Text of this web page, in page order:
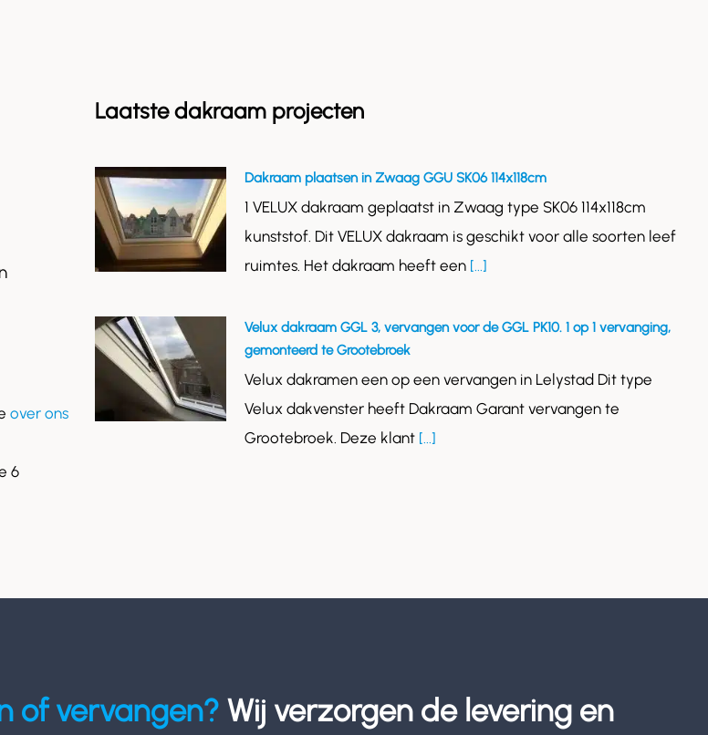
over ons
6
Laatste dakraam projecten
Dakraam plaatsen in Zwaag GGU SK06 114x118cm
1 VELUX dakraam geplaatst in Zwaag type SK06 114x118cm
kunststof. Dit VELUX dakraam is geschikt voor alle soorten leef
ruimtes. Het dakraam heeft een [...]
Velux dakraam GGL 3, vervangen voor de GGL PK10. 1 op 1 vervanging,
gemonteerd te Grootebroek
Velux dakramen een op een vervangen in Lelystad Dit type
Velux dakvenster heeft Dakraam Garant vervangen te
Grootebroek. Deze klant [...]
of vervangen? Wij verzorgen de levering en